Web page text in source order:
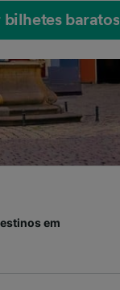
bilhetes baratos
em